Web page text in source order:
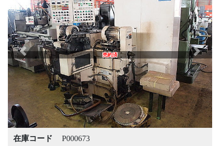
売約済
Previous Next
在庫コード
P000673